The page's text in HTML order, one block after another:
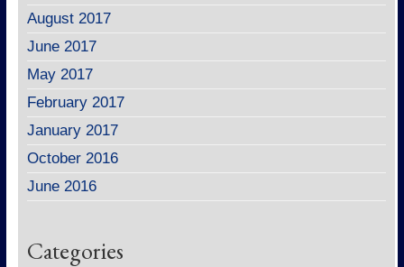
August 2017
June 2017
May 2017
February 2017
January 2017
October 2016
June 2016
Categories